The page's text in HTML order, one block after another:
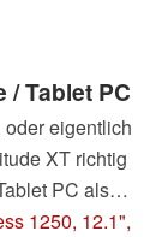
/ Tablet PC
eigentlich
XT richtig
PC als
noch immer
1250, 12.1",